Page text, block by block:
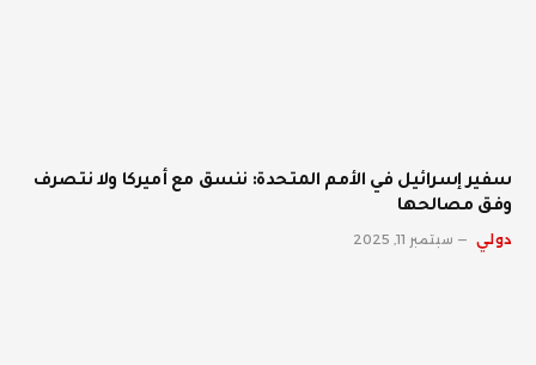
سفير إسرائيل في الأمم المتحدة: ننسق مع أميركا ولا نتصرف
وفق مصالحها
دولي سبتمبر 11, 2025